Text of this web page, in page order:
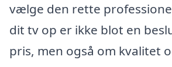
vælge den rette
dit tv op er ikke blot en
pris, men også om kvalitet